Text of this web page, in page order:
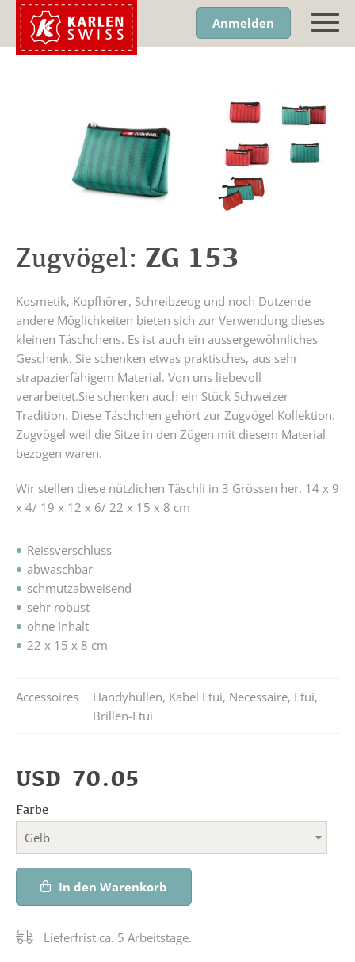
Anmelden
Zugvögel: ZG 153
Kosmetik, Kopfhörer, Schreibzeug und noch Dutzende
andere Möglichkeiten bieten sich zur Verwendung dieses
kleinen Täschchens. Es ist auch ein aussergewöhnliches
Geschenk. Sie schenken etwas praktisches, aus sehr
strapazierfähigem Material. Von uns liebevoll
verarbeitet.Sie schenken auch ein Stück Schweizer
Tradition. Diese Täschchen gehört zur Zugvögel Kollektion.
Zugvögel weil die Sitze in den Zügen mit diesem Material
bezogen waren.
Wir stellen diese nützlichen Täschli in 3 Grössen her. 14 x 9
x 4/ 19 x 12 x 6/ 22 x 15 x 8 cm
Reissverschluss
abwaschbar
schmutzabweisend
sehr robust
ohne Inhalt
22 x 15 x 8 cm
Accessoires Handyhüllen, Kabel Etui, Necessaire, Etui,
Brillen-Etui
USD 70.05
Farbe
Gelb
In den Warenkorb
Lieferfrist ca. 5 Arbeitstage.